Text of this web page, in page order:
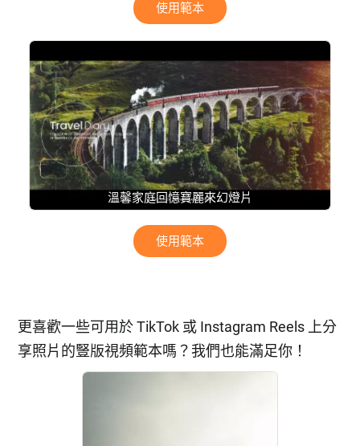
使用範本
溫馨家庭回憶寶麗來幻燈片
使用範本
更喜歡一些可用於 TikTok 或 Instagram Reels 上分
享照片的豎版視頻範本嗎？我們也能滿足你！